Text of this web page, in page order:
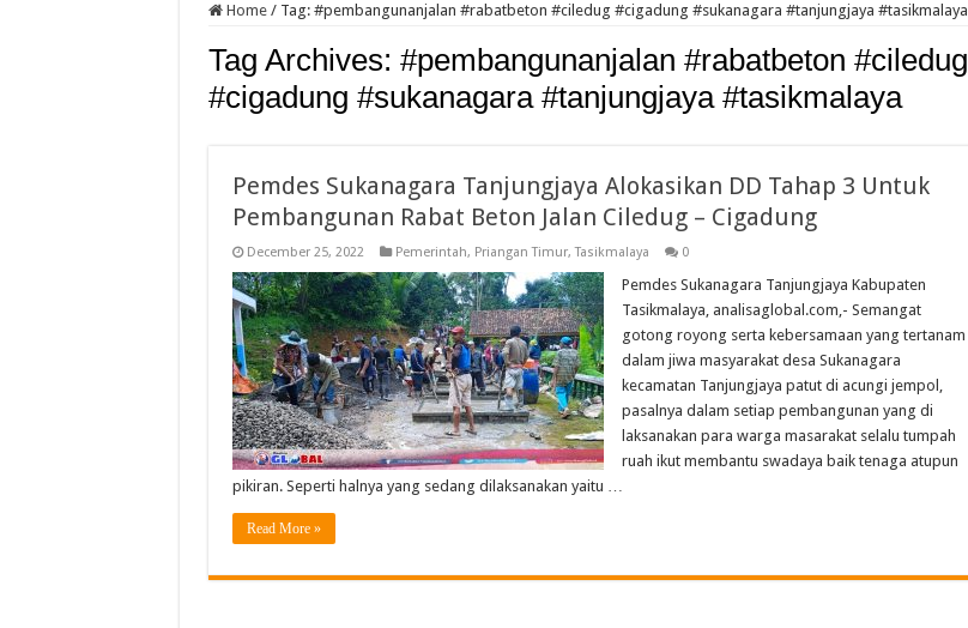
Home / Tag: #pembangunanjalan #rabatbeton #ciledug #cigadung #sukanagara #tanjungjaya #tasikmalaya
Tag Archives: #pembangunanjalan #rabatbeton #ciledug
#cigadung #sukanagara #tanjungjaya #tasikmalaya
Pemdes Sukanagara Tanjungjaya Alokasikan DD Tahap 3 Untuk
Pembangunan Rabat Beton Jalan Ciledug – Cigadung
December 25, 2022 Pemerintah, Priangan Timur,Tasikmalaya 0
Pemdes Sukanagara Tanjungjaya Kabupaten
Tasikmalaya, analisaglobal.com,- Semangat
gotong royong serta kebersamaan yang tertanam
dalam jiwa masyarakat desa Sukanagara
kecamatan Tanjungjaya patut di acungi jempol,
pasalnya dalam setiap pembangunan yang di
laksanakan para warga masarakat selalu tumpah
ruah ikut membantu swadaya baik tenaga atupun
pikiran. Seperti halnya yang sedang dilaksanakan yaitu …
Read More »